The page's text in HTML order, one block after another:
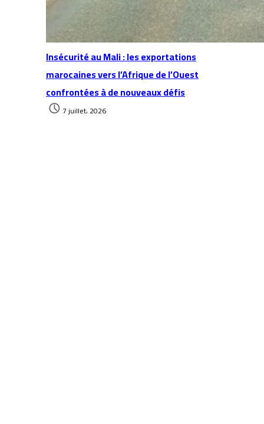
Insécurité au Mali : les exportations
marocaines vers l’Afrique de l’Ouest
confrontées à de nouveaux défis
7 juillet، 2026